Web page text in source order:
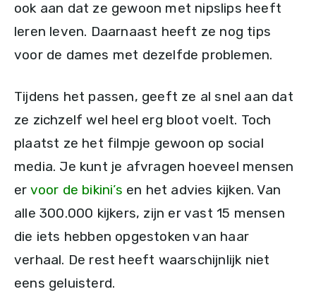
ook aan dat ze gewoon met nipslips heeft
leren leven. Daarnaast heeft ze nog tips
voor de dames met dezelfde problemen.
Tijdens het passen, geeft ze al snel aan dat
ze zichzelf wel heel erg bloot voelt. Toch
plaatst ze het filmpje gewoon op social
media. Je kunt je afvragen hoeveel mensen
er voor de bikini’s en het advies kijken. Van
alle 300.000 kijkers, zijn er vast 15 mensen
die iets hebben opgestoken van haar
verhaal. De rest heeft waarschijnlijk niet
eens geluisterd.